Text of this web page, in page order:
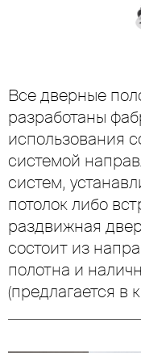
Все дверные
разработаны
использования
системой
систем,
потолок либо
раздвижная
состоит из
полотна и
(предлагается в